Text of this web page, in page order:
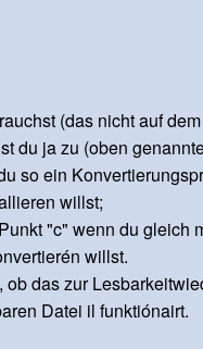
(das nicht auf
du ja zu (oben
so ein
willst;
"c" wenn du gleich
willst.
ob das zur
Datei il funktiónairt.